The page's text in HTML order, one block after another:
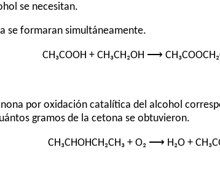
se necesitan.
se formaran simultáneamente.
CH₃COOH + CH₃CH₂OH ⟶
por oxidación catalítica del alcohol
gramos de la cetona se obtuvieron.
CH₃CHOHCH₂CH₃ + O₂ ⟶ H₂O +